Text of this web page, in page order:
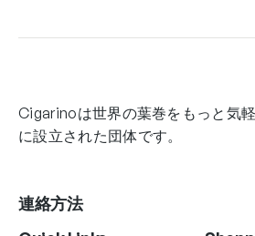
Cigarinoは世界の葉巻をもっと気
に設立された団体です。
連絡方法